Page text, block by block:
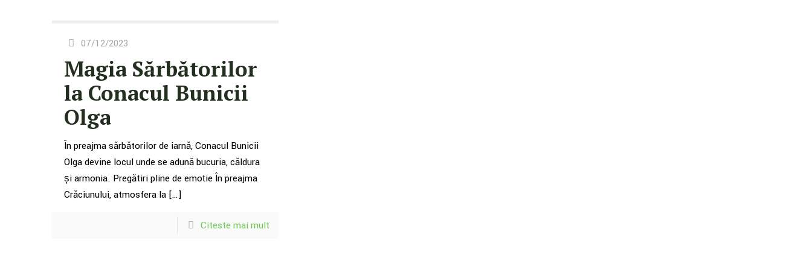
07/12/2023
Magia Sărbătorilor
la Conacul Bunicii
Olga
În preajma sărbătorilor de iarnă, Conacul Bunicii
Olga devine locul unde se adună bucuria, căldura
și armonia. Pregătiri pline de emoție În preajma
Crăciunului, atmosfera la […]
Citeste mai mult